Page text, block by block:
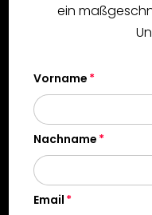
ein
Vorname
Nachname
Email